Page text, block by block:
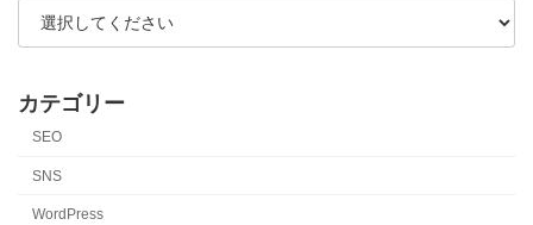
カテゴリー
SEO
SNS
WordPress